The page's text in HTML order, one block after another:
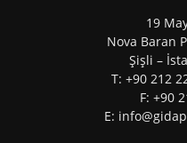
19
Nova Baran
Şişli –
T: +90 212
F: +90
E: